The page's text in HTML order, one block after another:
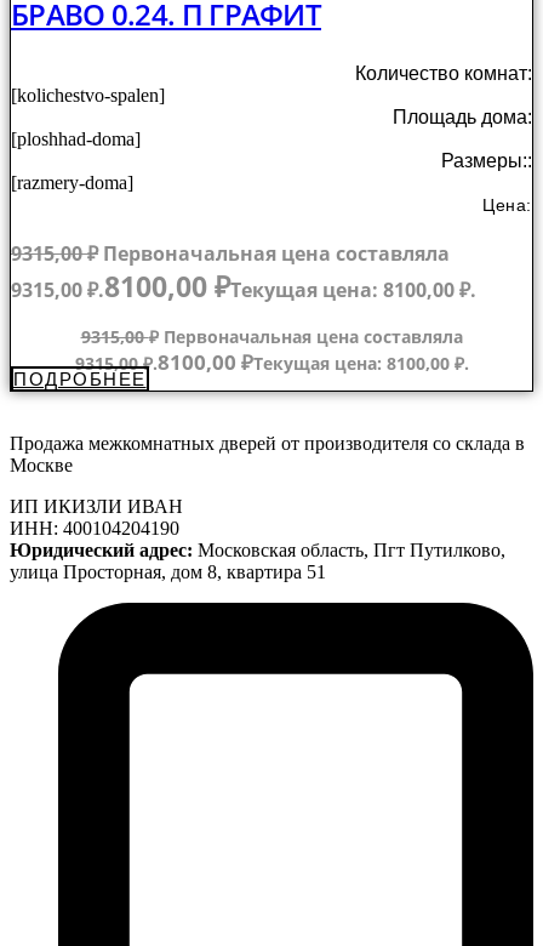
БРАВО 0.24. П ГРАФИТ
Количество комнат:
[kolichestvo-spalen]
Площадь дома:
[ploshhad-doma]
Размеры::
[razmery-doma]
Цена:
9315,00₽ Первоначальная цена составляла
9315,00 ₽.8100,00₽Текущая цена: 8100,00 ₽.
9315,00₽ Первоначальная цена составляла
9315,00 ₽.8100,00 ₽Текущая цена: 8100,00 ₽.
ПОДРОБНЕЕ
Продажа межкомнатных дверей от производителя со склада в
Москве
ИП ИКИЗЛИ ИВАН
ИНН: 400104204190
Юридический адрес: Московская область, Пгт Путилково,
улица Просторная, дом 8, квартира 51